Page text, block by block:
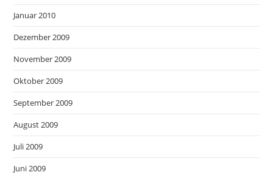
Januar 2010
Dezember 2009
November 2009
Oktober 2009
September 2009
August 2009
Juli 2009
Juni 2009